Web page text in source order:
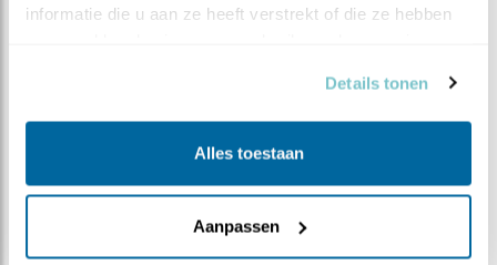
informatie die u aan ze heeft verstrekt of die ze hebben
Details tonen
Alles toestaan
Aanpassen
Romke Visser | Geplaatst op 22 maart 2023, 16:30 |
Vind ik leuk| Bewaar dit filmpje|
396x
Het was vandaag weer een komen gaan van vogels op
het visarendnest.
Ook de Aalscholver verbleef vanmorgen ca 45 minuten
op het nest.